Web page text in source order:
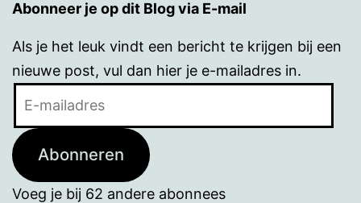
Abonneer je op dit Blog via E-mail
Als je het leuk vindt een bericht te krijgen bij een
nieuwe post, vul dan hier je e-mailadres in.
Abonneren
Voeg je bij 62 andere abonnees